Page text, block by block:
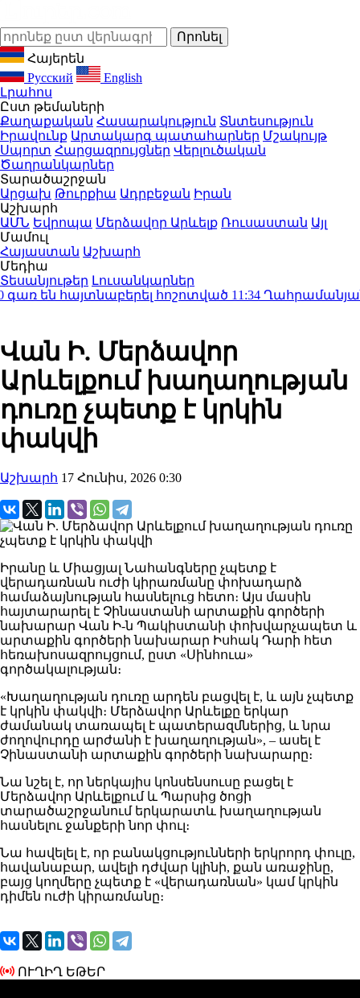
Հայերեն
Русский
English
Լրահոս
Ըստ թեմաների
Քաղաքական Հասարակություն Տնտեսություն
Իրավունք Արտակարգ պատահարներ Մշակույթ
Սպորտ Հարցազրույցներ Վերլուծական
Ծաղրանկարներ
Տարածաշրջան
Արցախ Թուրքիա Ադրբեջան Իրան
Աշխարհ
ԱՄՆ Եվրոպա Մերձավոր Արևելք Ռուսաստան Այլ
Մամուլ
Հայաստան Աշխարհ
Մեդիա
Տեսանյութեր Լուսանկարներ
են հայտնաբերել հոշոտված11:34Ղահրամանյան․
Վան Ի. Մերձավոր
Արևելքում խաղաղության
դուռը չպետք է կրկին
փակվի
Աշխարհ 17 Հունիս, 2026 0:30
Իրանը և Միացյալ Նահանգները չպետք է
վերադառնան ուժի կիրառմանը փոխադարձ
համաձայնության հասնելուց հետո։ Այս մասին
հայտարարել է Չինաստանի արտաքին գործերի
նախարար Վան Ի-ն Պակիստանի փոխվարչապետ և
արտաքին գործերի նախարար Իսհակ Դարի հետ
հեռախոսազրույցում, ըստ «Սինհուա»
գործակալության։
«Խաղաղության դուռը արդեն բացվել է, և այն չպետք
է կրկին փակվի։ Մերձավոր Արևելքը երկար
ժամանակ տառապել է պատերազմներից, և նրա
ժողովուրդը արժանի է խաղաղության», – ասել է
Չինաստանի արտաքին գործերի նախարարը։
Նա նշել է, որ ներկայիս կոնսենսուսը բացել է
Մերձավոր Արևելքում և Պարսից ծոցի
տարածաշրջանում երկարատև խաղաղության
հասնելու ջանքերի նոր փուլ։
Նա հավելել է, որ բանակցությունների երկրորդ փուլը,
հավանաբար, ավելի դժվար կլինի, քան առաջինը,
բայց կողմերը չպետք է «վերադառնան» կամ կրկին
դիմեն ուժի կիրառմանը։
ՈՒՂԻՂ ԵԹԵՐ